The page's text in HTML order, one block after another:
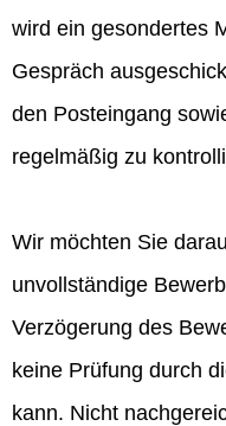
wird ein gesondertes
Gespräch
den Posteingang
regelmäßig zu
Wir möchten Sie
unvollständige
Verzögerung des
keine Prüfung durch
kann. Nicht